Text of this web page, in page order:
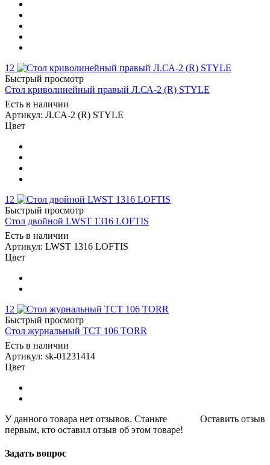
12
Быстрый просмотр
Стол криволинейный правый Л.СА-2 (R) STYLE
Есть в наличии
Артикул: Л.СА-2 (R) STYLE
Цвет
12
Быстрый просмотр
Стол двойной LWST 1316 LOFTIS
Есть в наличии
Артикул: LWST 1316 LOFTIS
Цвет
12
Быстрый просмотр
Стол журнальный ТСТ 106 TORR
Есть в наличии
Артикул: sk-01231414
Цвет
Оставить отзыв
У данного товара нет отзывов. Станьте
первым, кто оставил отзыв об этом товаре!
Задать вопрос